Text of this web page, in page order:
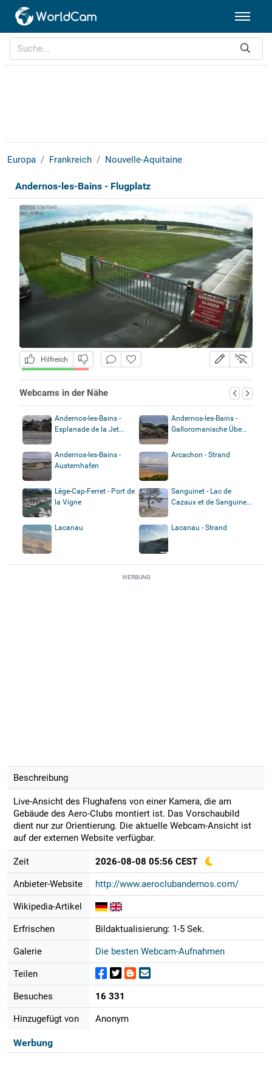
Europa Frankreich Nouvelle-Aquitaine
Andernos-les-Bains - Flugplatz
Hilfreich
Webcams in der Nähe
Andernos-les-Bains -
Esplanade de la Jet...
Andernos-les-Bains -
Galloromanische Übe...
Andernos-les-Bains -
Austernhafen
Arcachon - Strand
Lège-Cap-Ferret - Port de
la Vigne
Sanguinet - Lac de
Cazaux et de Sanguine...
Lacanau Lacanau - Strand
WERBUNG
Beschreibung
Live-Ansicht des Flughafens von einer Kamera, die am
Gebäude des Aero-Clubs montiert ist. Das Vorschaubild
dient nur zur Orientierung. Die aktuelle Webcam-Ansicht ist
auf der externen Website verfügbar.
Zeit 2026-08-08 05:56 CEST
Anbieter-Website http://www.aeroclubandernos.com/
Wikipedia-Artikel
Erfrischen Bildaktualisierung: 1-5 Sek.
Galerie Die besten Webcam-Aufnahmen
Teilen
Besuches 16 331
Hinzugefügt von Anonym
Werbung